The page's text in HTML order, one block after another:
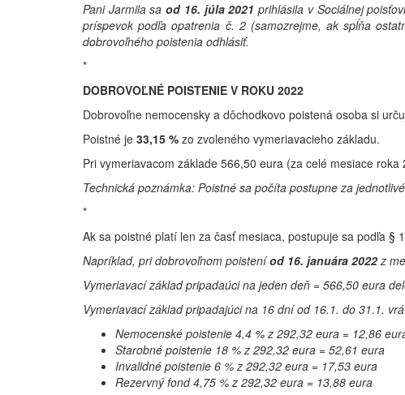
Pani Jarmila saod 16. júla 2021 prihlásila v Sociálnej
príspevok podľa opatrenia č. 2 (samozrejme, ak spĺňa
dobrovoľného poistenia odhlásiť.
*
DOBROVOĽNÉ POISTENIE V ROKU 2022
Dobrovoľne nemocensky a dôchodkovo poistená osoba si
Poistné je 33,15 % zo zvoleného vymeriavacieho základu.
Pri vymeriavacom základe 566,50 eura (za celé mesiace roka
Technická poznámka: Poistné sa počíta postupne za
*
Ak sa poistné platí len za časť mesiaca, postupuje sa podľa §
Napríklad, pri dobrovoľnom poisteníod 16. januára 2022z
Vymeriavací základ pripadaúci na jeden deň = 566,50 eura
Vymeriavací základ pripadajúci na 16 dní od 16.1. do 31.1.
Nemocenské poistenie 4,4 % z 292,32 eura = 12,86
Starobné poistenie 18 % z 292,32 eura = 52,61 eura
Invalidné poistenie 6 % z 292,32 eura = 17,53 eura
Rezervný fond 4,75 % z 292,32 eura = 13,88 eura